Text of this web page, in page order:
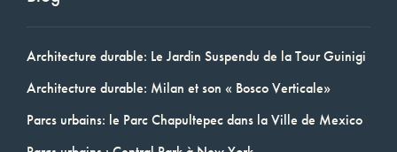
Architecture durable: Le Jardin Suspendu de la Tour Guinigi
Architecture durable: Milan et son « Bosco Verticale»
Parcs urbains: le Parc Chapultepec dans la Ville de Mexico